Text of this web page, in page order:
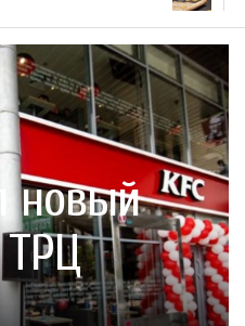
новый
ТРЦ